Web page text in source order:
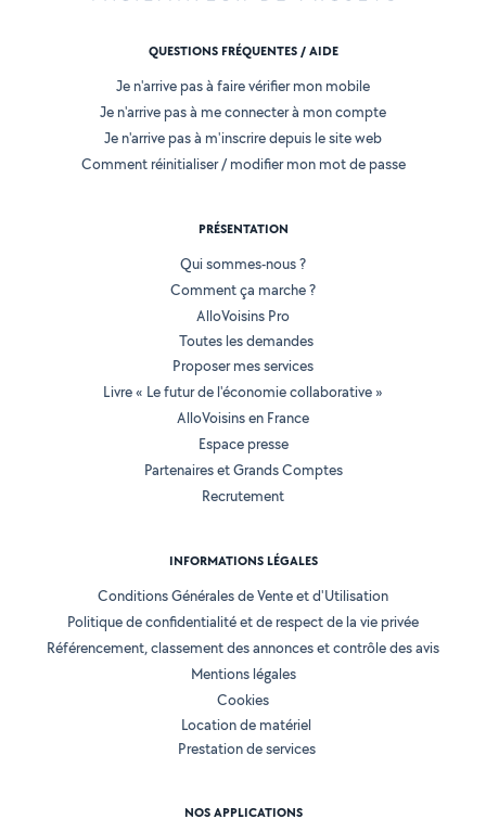
QUESTIONS FRÉQUENTES / AIDE
Je n'arrive pas à faire vérifier mon mobile
Je n'arrive pas à me connecter à mon compte
Je n'arrive pas à m'inscrire depuis le site web
Comment réinitialiser / modifier mon mot de passe
PRÉSENTATION
Qui sommes-nous ?
Comment ça marche ?
AlloVoisins Pro
Toutes les demandes
Proposer mes services
Livre « Le futur de l'économie collaborative »
AlloVoisins en France
Espace presse
Partenaires et Grands Comptes
Recrutement
INFORMATIONS LÉGALES
Conditions Générales de Vente et d'Utilisation
Politique de confidentialité et de respect de la vie privée
Référencement, classement des annonces et contrôle des avis
Mentions légales
Cookies
Location de matériel
Prestation de services
NOS APPLICATIONS